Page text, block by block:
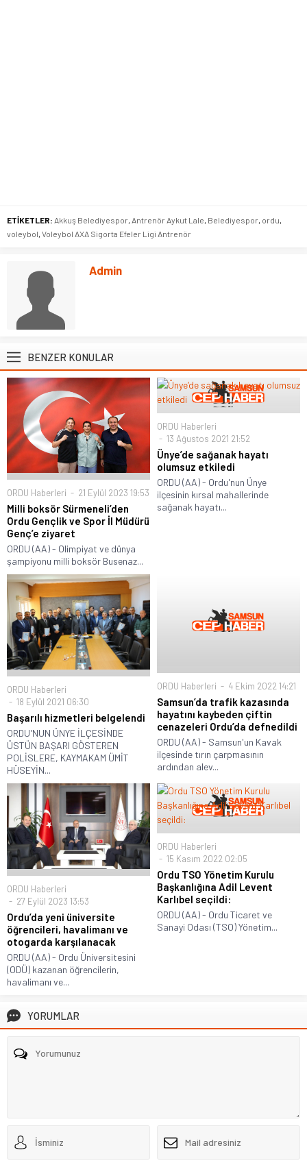
ETİKETLER: Akkuş Belediyespor Antrenör Aykut Lale Belediyespor ordu
voleybol Voleybol AXA Sigorta Efeler Ligi Antrenör
Admin
BENZER KONULAR
ORDU Haberleri 21 Eylül 2023 19:53
Milli boksör Sürmeneli’den
Ordu Gençlik ve Spor İl Müdürü
Genç’e ziyaret
ORDU (AA) - Olimpiyat ve dünya
şampiyonu milli boksör Busenaz...
ORDU Haberleri
13 Ağustos 2021 21:52
Ünye’de sağanak hayatı
olumsuz etkiledi
ORDU (AA) - Ordu'nun Ünye
ilçesinin kırsal mahallerinde
sağanak hayatı...
ORDU Haberleri
18 Eylül 2021 06:30
Başarılı hizmetleri belgelendi
ORDU'NUN ÜNYE İLÇESİNDE
ÜSTÜN BAŞARI GÖSTEREN
POLİSLERE, KAYMAKAM ÜMİT
HÜSEYİN...
ORDU Haberleri 4 Ekim 2022 14:21
Samsun’da trafik kazasında
hayatını kaybeden çiftin
cenazeleri Ordu’da defnedildi
ORDU (AA) - Samsun'un Kavak
ilçesinde tırın çarpmasının
ardından alev...
ORDU Haberleri
27 Eylül 2023 13:53
Ordu’da yeni üniversite
öğrencileri, havalimanı ve
otogarda karşılanacak
ORDU (AA) - Ordu Üniversitesini
(ODÜ) kazanan öğrencilerin,
havalimanı ve...
ORDU Haberleri
15 Kasım 2022 02:05
Ordu TSO Yönetim Kurulu
Başkanlığına Adil Levent
Karlıbel seçildi:
ORDU (AA) - Ordu Ticaret ve
Sanayi Odası (TSO) Yönetim...
YORUMLAR